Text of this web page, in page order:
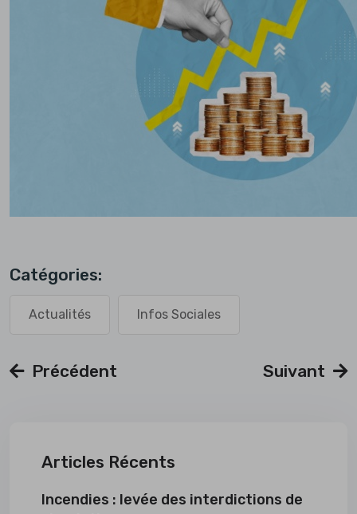
Catégories:
Actualités Infos Sociales
Précédent Suivant
Articles Récents
Incendies : levée des interdictions de